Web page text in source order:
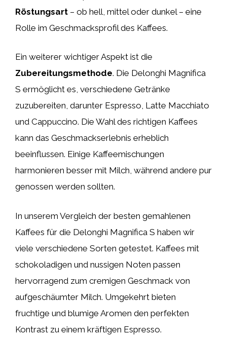
Röstungsart – ob hell, mittel oder dunkel – eine
Rolle im Geschmacksprofil des Kaffees.
Ein weiterer wichtiger Aspekt ist die
Zubereitungsmethode. Die Delonghi Magnifica
S ermöglicht es, verschiedene Getränke
zuzubereiten, darunter Espresso, Latte Macchiato
und Cappuccino. Die Wahl des richtigen Kaffees
kann das Geschmackserlebnis erheblich
beeinflussen. Einige Kaffeemischungen
harmonieren besser mit Milch, während andere pur
genossen werden sollten.
In unserem Vergleich der besten gemahlenen
Kaffees für die Delonghi Magnifica S haben wir
viele verschiedene Sorten getestet. Kaffees mit
schokoladigen und nussigen Noten passen
hervorragend zum cremigen Geschmack von
aufgeschäumter Milch. Umgekehrt bieten
fruchtige und blumige Aromen den perfekten
Kontrast zu einem kräftigen Espresso.